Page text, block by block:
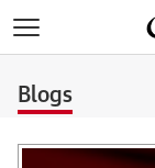
Blogs